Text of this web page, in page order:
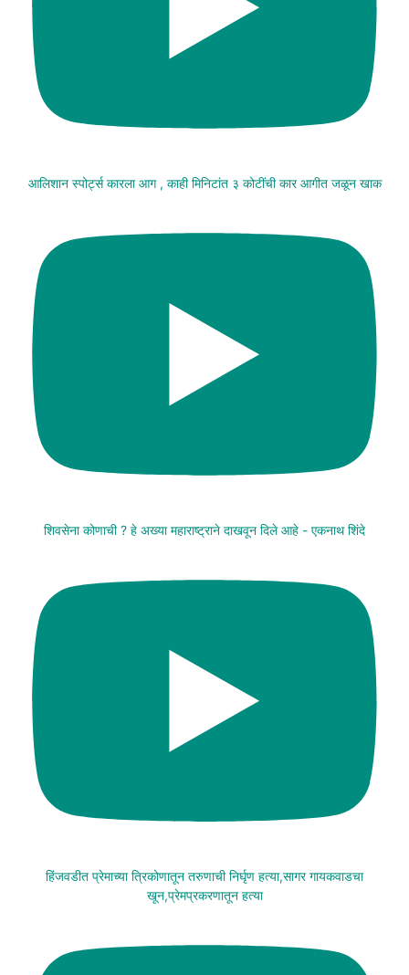
आलिशान स्पोर्ट्स कारला आग , काही मिनिटांत ३ कोटींची कार आगीत जळून खाक
शिवसेना कोणाची ? हे अख्या महाराष्ट्राने दाखवून दिले आहे - एकनाथ शिंदे
हिंजवडीत प्रेमाच्या त्रिकोणातून तरुणाची निर्घृण हत्या,सागर गायकवाडचा
खून,प्रेमप्रकरणातून हत्या